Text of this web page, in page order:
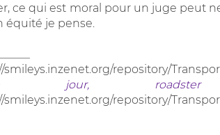
ce qui est moral pour un juge peut
équité je pense.
repository/
jour, roadster
repository/